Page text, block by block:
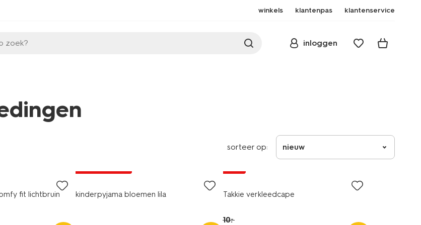
winkels klantenpas klantenservice
zoek? inloggen
sorteer op: nieuw
fit lichtbruin kinderpyjama bloemen lila Takkie verkleedcape
10.–